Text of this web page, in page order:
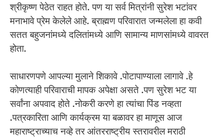
श्रीकृष्ण पेठेत राहत होते. पण या सर्व मित्रांनी सुरेश भटांवर
मनाभावे प्रेम केलेले आहे. ब्राह्मण परिवारात जन्मलेला हा कवी
सतत बहुजनांमध्ये दलितांमध्ये आणि सामान्य माणसांमध्ये वावरत
होता.
साधारणपणे आपल्या मुलाने शिकावे .पोटापाण्याला लागावे .हे
कोणत्याही परिवाराची मापक अपेक्षा असते .पण सुरेश भट या
सर्वांना अपवाद होते .नोकरी करणे हा त्यांचा पिंड नव्हता
.पत्रकारिता आणि कार्यक्रम या बळावर हा माणूस आज
महाराष्ट्राच्याच नव्हे तर आंतरराष्ट्रीय स्तरावरील मराठी